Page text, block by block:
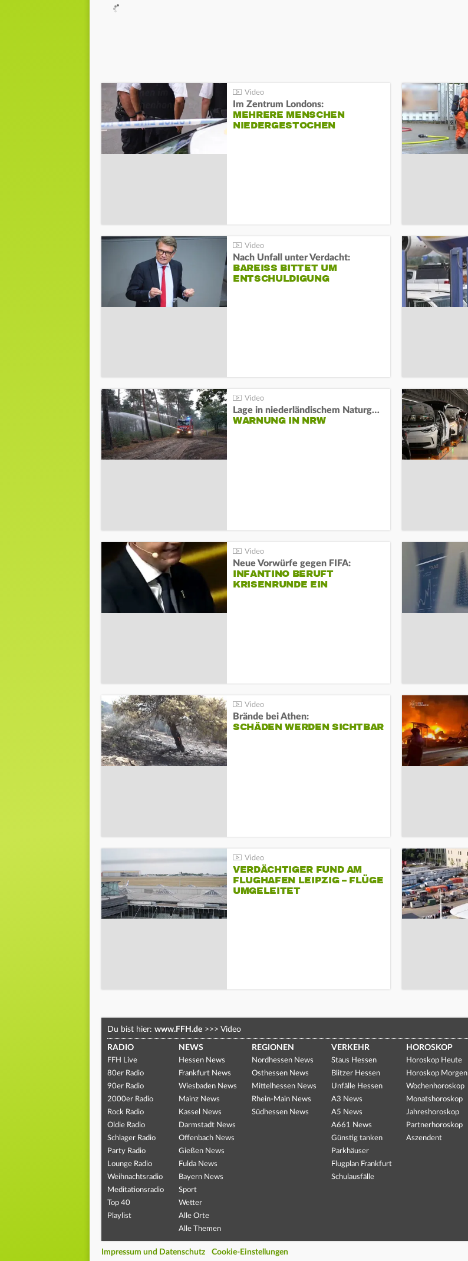
Im Zentrum Londons:
MEHRERE MENSCHEN
NIEDERGESTOCHEN
Nach Unfall unter Verdacht:
BAREISS BITTET UM E
NTSCHULDIGUNG
Lage in niederländischem Naturgebiet stabil
WARNUNG IN NRW
Neue Vorwürfe gegen FIFA:
INFANTINO BERUFT
KRISENRUNDE EIN
Brände bei Athen:
SCHÄDEN WERDEN SICHTBAR
VERDÄCHTIGER FUND AM
FLUGHAFEN LEIPZIG – FLÜGE
UMGELEITET
Du bist hier: www.FFH.de >>> Video
RADIO
FFH Live
80er Radio
90er Radio
2000er Radio
Rock Radio
Oldie Radio
Schlager Radio
Party Radio
Lounge Radio
Weihnachtsradio
Meditationsradio
Top 40
Playlist
NEWS
Hessen News
Frankfurt News
Wiesbaden News
Mainz News
Kassel News
Darmstadt News
Offenbach News
Gießen News
Fulda News
Bayern News
Sport
Wetter
Alle Orte
Alle Themen
REGIONEN
Nordhessen News
Osthessen News
Mittelhessen News
Rhein-Main News
Südhessen News
VERKEHR
Staus Hessen
Blitzer Hessen
Unfälle Hessen
A3 News
A5 News
A661 News
Günstig tanken
Parkhäuser
Flugplan Frankfurt
Schulausfälle
HOROSKOP
Horoskop Heute
Horoskop Morgen
Wochenhoroskop
Monatshoroskop
Jahreshoroskop
Partnerhoroskop
Aszendent
Impressum und Datenschutz Cookie-Einstellungen